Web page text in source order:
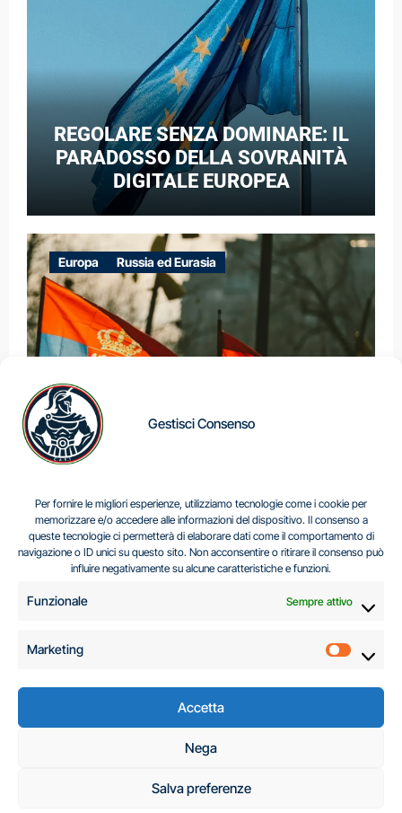
Gestisci Consenso
Per fornire le migliori esperienze, utilizziamo tecnologie come i cookie per
memorizzare e/o accedere alle informazioni del dispositivo. Il consenso a
queste tecnologie ci permetterà di elaborare dati come il comportamento di
navigazione o ID unici su questo sito. Non acconsentire o ritirare il consenso può
influire negativamente su alcune caratteristiche e funzioni.
Funzionale Sempre attivo
Marketing
Accetta
Nega
Salva preferenze
REGOLARE SENZA DOMINARE: IL
PARADOSSO DELLA SOVRANITÀ
DIGITALE EUROPEA
Europa Russia ed Eurasia
Centro Analisi e Studi Italus © Tutti i diritti riservati
C.A.S.I. – Centro
Analisi e Studi Italus